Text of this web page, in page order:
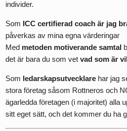
individer.
Som ICC certifierad coach är jag
påverkas av mina egna värderingar
Med metoden motiverande samtal
det är bara du som vetvad som är
Som ledarskapsutvecklare har jag
stora företag såsom Rottneros och
ägarledda företagen (i majoritet) alla
sitt eget sätt, och det kommer du ha